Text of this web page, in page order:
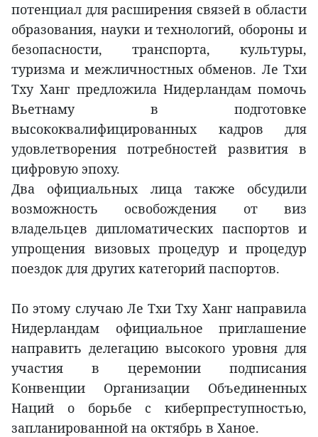
потенциал для расширения связей в области
образования, науки и технологий, обороны и
безопасности, транспорта, культуры,
туризма и межличностных обменов. Ле Тхи
Тху Ханг предложила Нидерландам помочь
Вьетнаму в подготовке
высококвалифицированных кадров для
удовлетворения потребностей развития в
цифровую эпоху.
Два официальных лица также обсудили
возможность освобождения от виз
владельцев дипломатических паспортов и
упрощения визовых процедур и процедур
поездок для других категорий паспортов.
По этому случаю Ле Тхи Тху Ханг направила
Нидерландам официальное приглашение
направить делегацию высокого уровня для
участия в церемонии подписания
Конвенции Организации Объединенных
Наций о борьбе с киберпреступностью,
запланированной на октябрь в Ханое.